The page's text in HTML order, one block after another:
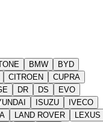
BMW
BYD
CITROEN
CUPRA
DR DS
EVO
ISUZU
IVECO
LAND ROVER
LEXUS